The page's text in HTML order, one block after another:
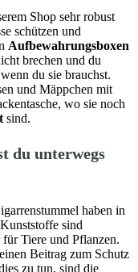
Shop sehr robust
schützen und
Aufbewahrungsboxen
brechen und du
du sie brauchst.
und Mäppchen mit
wo sie noch
sind.
du unterwegs
haben in
sind
Tiere und Pflanzen.
Beitrag zum Schutz
zu tun, sind die